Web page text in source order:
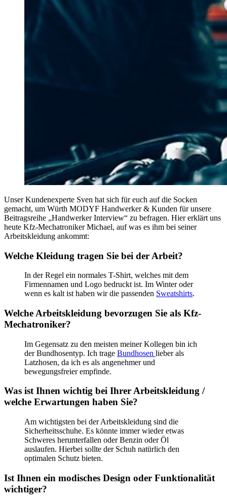
Unser Kundenexperte Sven hat sich für euch auf die Socken
gemacht, um Würth MODYF Handwerker & Kunden für unsere
Beitragsreihe „Handwerker Interview“ zu befragen. Hier erklärt uns
heute Kfz-Mechatroniker Michael, auf was es ihm bei seiner
Arbeitskleidung ankommt:
Welche Kleidung tragen Sie bei der Arbeit?
In der Regel ein normales T-Shirt, welches mit dem
Firmennamen und Logo bedruckt ist. Im Winter oder
wenn es kalt ist haben wir die passenden Sweatshirts.
Welche Arbeitskleidung bevorzugen Sie als Kfz-
Mechatroniker?
Im Gegensatz zu den meisten meiner Kollegen bin ich
der Bundhosentyp. Ich trage Bundhosen lieber als
Latzhosen, da ich es als angenehmer und
bewegungsfreier empfinde.
Was ist Ihnen wichtig bei Ihrer Arbeitskleidung /
welche Erwartungen haben Sie?
Am wichtigsten bei der Arbeitskleidung sind die
Sicherheitsschuhe. Es könnte immer wieder etwas
Schweres herunterfallen oder Benzin oder Öl
auslaufen. Hierbei sollte der Schuh natürlich den
optimalen Schutz bieten.
Ist Ihnen ein modisches Design oder Funktionalität
wichtiger?